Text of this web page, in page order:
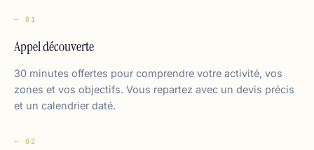
— 01
Appel découverte
30 minutes offertes pour comprendre votre activité, vos
zones et vos objectifs. Vous repartez avec un devis précis
et un calendrier daté.
— 02